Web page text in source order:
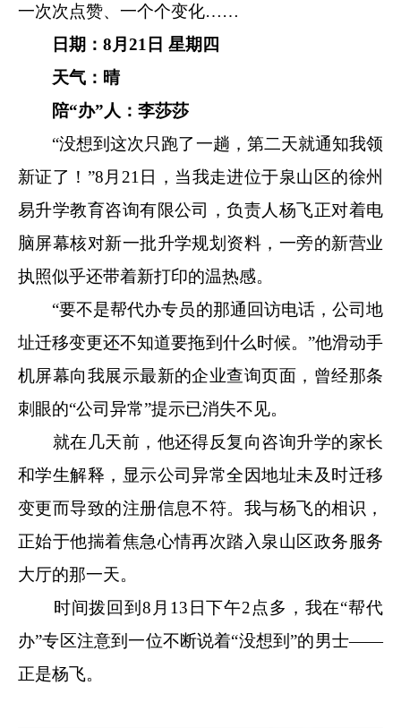
一次次点赞、一个个变化……
日期： 8月21日 星期四
天气：晴
陪“办”人：李莎莎
“没想到这次只跑了一趟，第二天就通知我领
新证了！”8月21日，当我走进位于泉山区的徐州
易升学教育咨询有限公司，负责人杨飞正对着电
脑屏幕核对新一批升学规划资料，一旁的新营业
执照似乎还带着新打印的温热感。
“要不是帮代办专员的那通回访电话，公司地
址迁移变更还不知道要拖到什么时候。”他滑动手
机屏幕向我展示最新的企业查询页面，曾经那条
刺眼的“公司异常”提示已消失不见。
就在几天前，他还得反复向咨询升学的家长
和学生解释，显示公司异常全因地址未及时迁移
变更而导致的注册信息不符。我与杨飞的相识，
正始于他揣着焦急心情再次踏入泉山区政务服务
大厅的那一天。
时间拨回到8月13日下午2点多，我在“帮代
办”专区注意到一位不断说着“没想到”的男士——
正是杨飞。